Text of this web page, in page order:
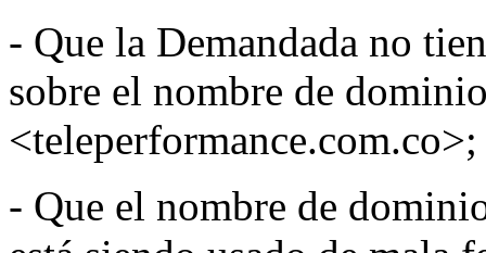
- Que la Demandada no
sobre el nombre de
<teleperformance.com.co>;
- Que el nombre de